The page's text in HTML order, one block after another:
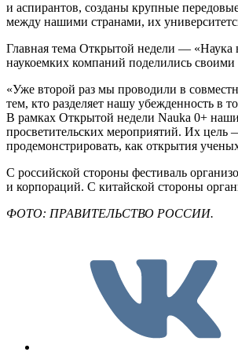
и аспирантов, созданы крупные
между нашими странами, их
Главная тема Открытой недели — «Наука
наукоемких компаний поделились
«Уже второй раз мы проводили в
тем, кто разделяет нашу убежденность в
В рамках Открытой недели Nauka 0+
просветительских мероприятий. Их цель
продемонстрировать, как открытия
С российской стороны фестиваль
и корпораций. С китайской стороны
ФОТО: ПРАВИТЕЛЬСТВО РОССИИ.